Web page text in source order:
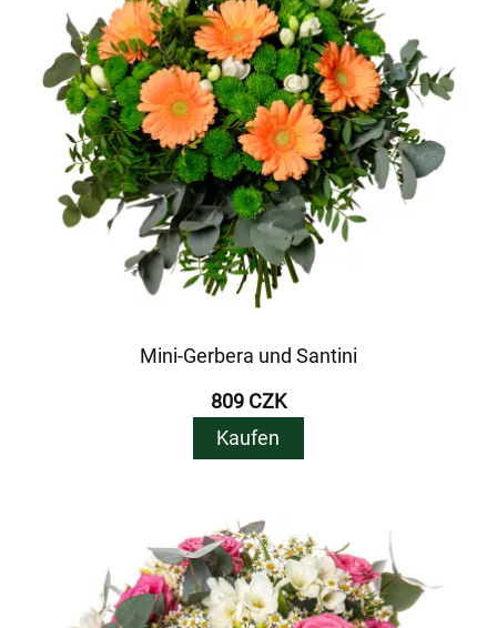
Mini-Gerbera und Santini
809 CZK
Kaufen